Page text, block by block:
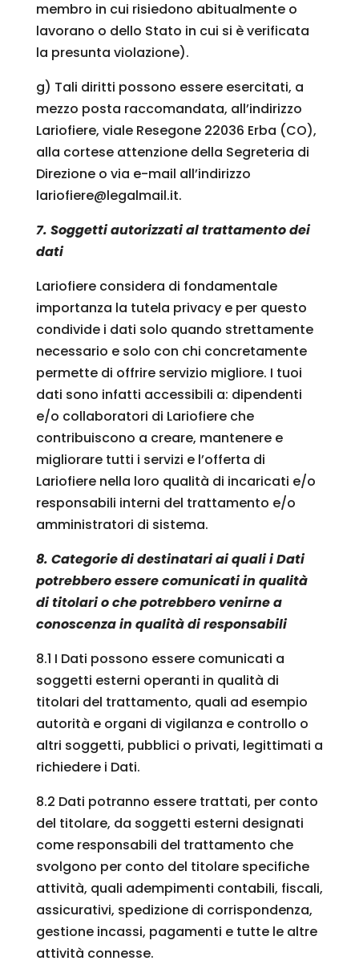
membro in cui risiedono abitualmente o
lavorano o dello Stato in cui si è verificata
la presunta violazione).
g) Tali diritti possono essere esercitati, a
mezzo posta raccomandata, all’indirizzo
Lariofiere, viale Resegone 22036 Erba (CO),
alla cortese attenzione della Segreteria di
Direzione o via e-mail all’indirizzo
lariofiere@legalmail.it.
7. Soggetti autorizzati al trattamento dei
dati
Lariofiere considera di fondamentale
importanza la tutela privacy e per questo
condivide i dati solo quando strettamente
necessario e solo con chi concretamente
permette di offrire servizio migliore. I tuoi
dati sono infatti accessibili a: dipendenti
e/o collaboratori di Lariofiere che
contribuiscono a creare, mantenere e
migliorare tutti i servizi e l’offerta di
Lariofiere nella loro qualità di incaricati e/o
responsabili interni del trattamento e/o
amministratori di sistema.
8. Categorie di destinatari ai quali i Dati
potrebbero essere comunicati in qualità
di titolari o che potrebbero venirne a
conoscenza in qualità di responsabili
8.1 I Dati possono essere comunicati a
soggetti esterni operanti in qualità di
titolari del trattamento, quali ad esempio
autorità e organi di vigilanza e controllo o
altri soggetti, pubblici o privati, legittimati a
richiedere i Dati.
8.2 Dati potranno essere trattati, per conto
del titolare, da soggetti esterni designati
come responsabili del trattamento che
svolgono per conto del titolare specifiche
attività, quali adempimenti contabili, fiscali,
assicurativi, spedizione di corrispondenza,
gestione incassi, pagamenti e tutte le altre
attività connesse.